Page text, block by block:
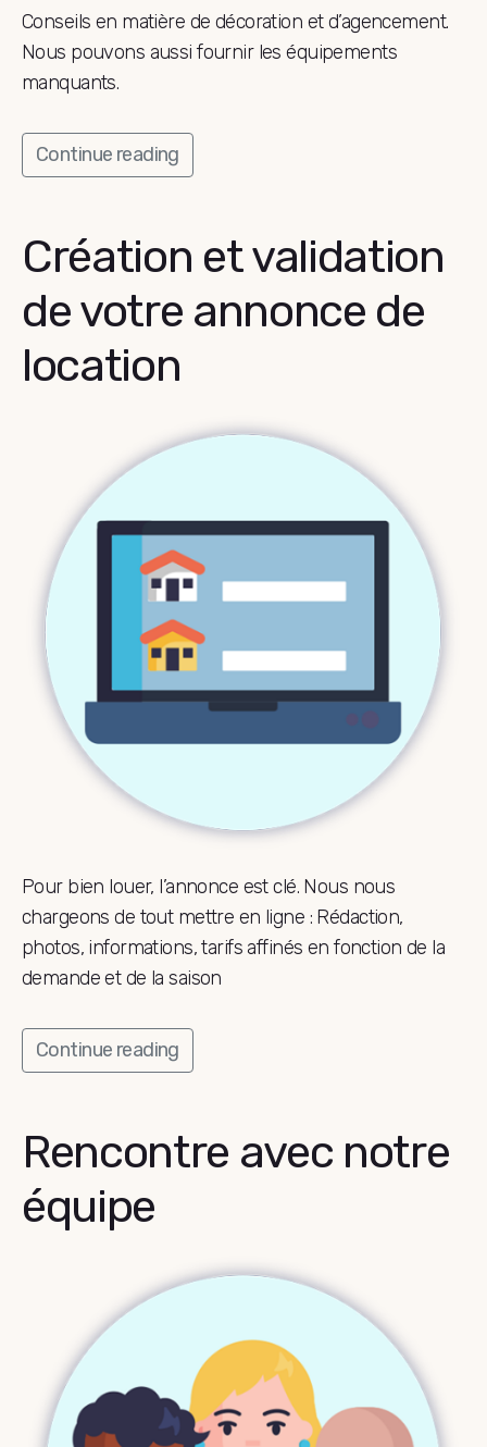
Conseils en matière de décoration et d’agencement.
Nous pouvons aussi fournir les équipements
manquants.
Continue reading
Création et validation
de votre annonce de
location
Pour bien louer, l’annonce est clé. Nous nous
chargeons de tout mettre en ligne : Rédaction,
photos, informations, tarifs affinés en fonction de la
demande et de la saison
Continue reading
Rencontre avec notre
équipe